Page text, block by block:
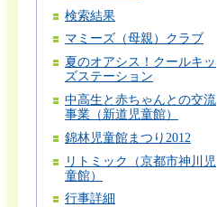
検索結果
マミーズ（母親）クラブ
夏のオアシス！クールキッ
ズステーション
中高生と赤ちゃんとの交流
事業（新道児童館）
錦林児童館まつり2012
リトミック（京都市神川児
童館）
行事詳細